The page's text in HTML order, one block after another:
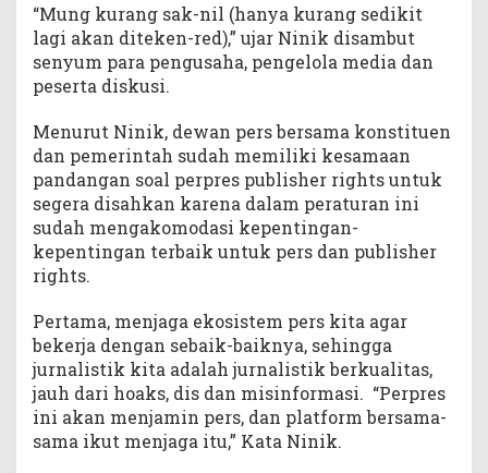
“Mung kurang sak-nil (hanya kurang sedikit
lagi akan diteken-red),” ujar Ninik disambut
senyum para pengusaha, pengelola media dan
peserta diskusi.
Menurut Ninik, dewan pers bersama konstituen
dan pemerintah sudah memiliki kesamaan
pandangan soal perpres publisher rights untuk
segera disahkan karena dalam peraturan ini
sudah mengakomodasi kepentingan-
kepentingan terbaik untuk pers dan publisher
rights.
Pertama, menjaga ekosistem pers kita agar
bekerja dengan sebaik-baiknya, sehingga
jurnalistik kita adalah jurnalistik berkualitas,
jauh dari hoaks, dis dan misinformasi. “Perpres
ini akan menjamin pers, dan platform bersama-
sama ikut menjaga itu,” Kata Ninik.